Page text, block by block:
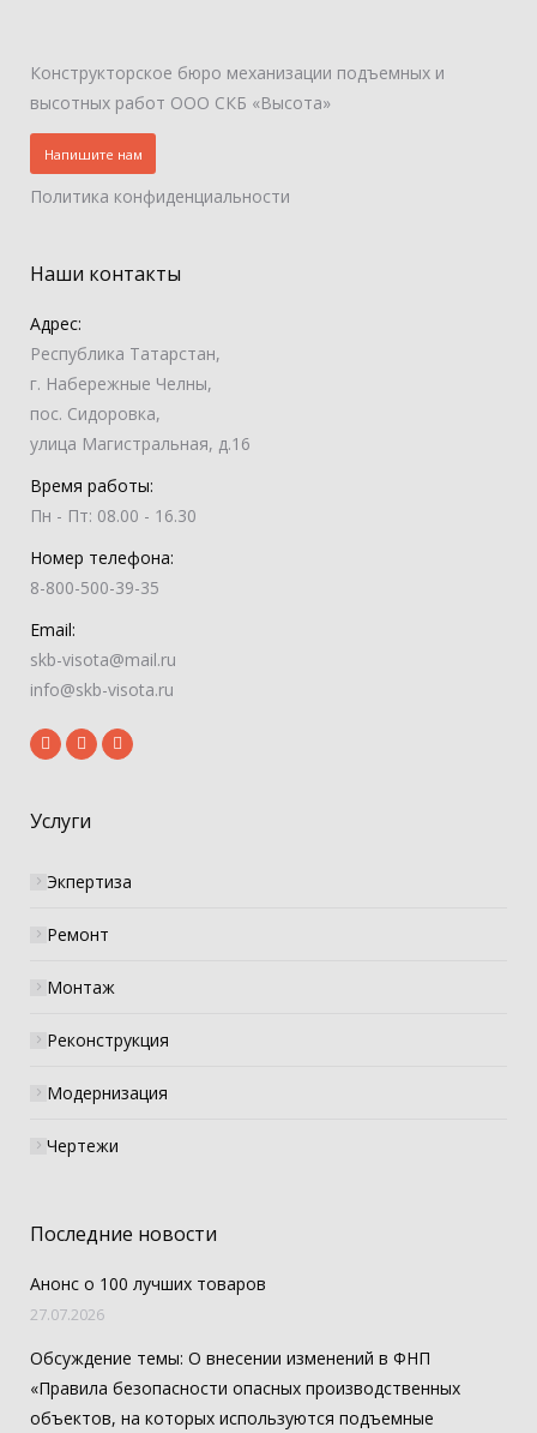
Конструкторское бюро механизации подъемных и
высотных работ ООО СКБ «Высота»
Напишите нам
Политика конфиденциальности
Наши контакты
Адрес:
Республика Татарстан,
г. Набережные Челны,
пос. Сидоровка,
улица Магистральная, д.16
Время работы:
Пн - Пт: 08.00 - 16.30
Номер телефона:
8-800-500-39-35
Email:
skb-visota@mail.ru
info@skb-visota.ru
Услуги
Экпертиза
Ремонт
Монтаж
Реконструкция
Модернизация
Чертежи
Последние новости
Анонс о 100 лучших товаров
27.07.2026
Обсуждение темы: О внесении изменений в ФНП
«Правила безопасности опасных производственных
объектов, на которых используются подъемные